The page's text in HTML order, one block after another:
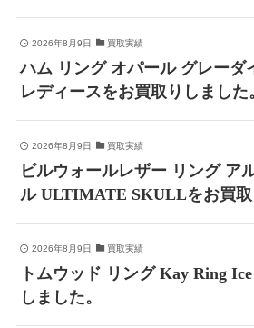
2026年8月9日 買取実績
ハム リング オパール グレーダ
レディースをお買取りしました
2026年8月9日 買取実績
ビルウォールレザー リング ア
ル ULTIMATE SKULLをお買取
2026年8月9日 買取実績
トムウッド リング Kay Ring
しました。